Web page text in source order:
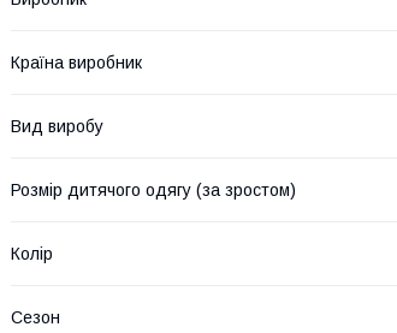
Країна виробник
Вид виробу
Розмір дитячого одягу (за зростом)
Колір
Сезон